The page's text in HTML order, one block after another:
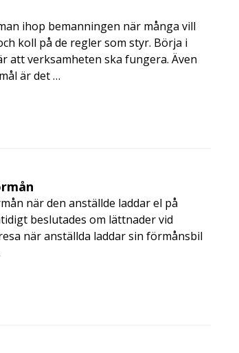
ihop bemanningen när många vill
koll på de regler som styr. Börja i
att verksamheten ska fungera. Även
är det …
när den anställde laddar el på
beslutades om lättnader vid
när anställda laddar sin förmånsbil